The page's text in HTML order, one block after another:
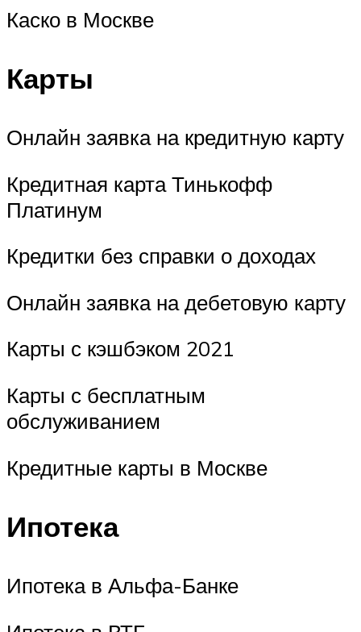
Каско в Москве
Карты
Онлайн заявка на кредитную карту
Кредитная карта Тинькофф
Платинум
Кредитки без справки о доходах
Онлайн заявка на дебетовую карту
Карты с кэшбэком 2021
Карты с бесплатным
обслуживанием
Кредитные карты в Москве
Ипотека
Ипотека в Альфа-Банке